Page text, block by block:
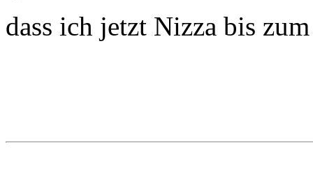
dass ich jetzt Nizza bis